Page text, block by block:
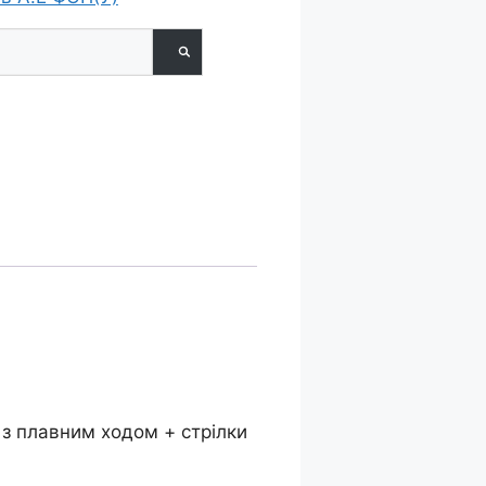
плавним ходом + стрілки